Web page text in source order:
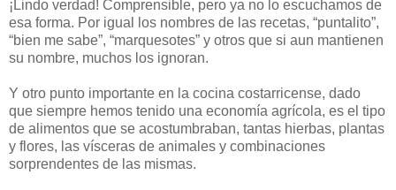
¡Lindo verdad! Comprensible, pero ya no lo escuchamos de
esa forma. Por igual los nombres de las recetas, “puntalito”,
“bien me sabe”, “marquesotes” y otros que si aun mantienen
su nombre, muchos los ignoran.
Y otro punto importante en la cocina costarricense, dado
que siempre hemos tenido una economía agrícola, es el tipo
de alimentos que se acostumbraban, tantas hierbas, plantas
y flores, las vísceras de animales y combinaciones
sorprendentes de las mismas.